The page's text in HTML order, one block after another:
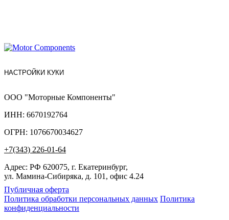
НАСТРОЙКИ КУКИ
ООО "Моторные Компоненты"
ИНН: 6670192764
ОГРН: 1076670034627
+7(343) 226-01-64
Адрес: РФ 620075, г. Екатеринбург,
ул. Мамина-Сибиряка, д. 101, офис 4.24
Публичная оферта
Политика обработки персональных данных Политика
конфиденциальности